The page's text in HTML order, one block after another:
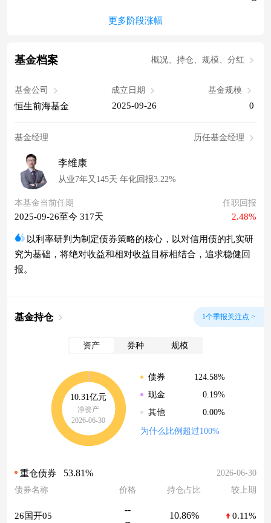
更多阶段涨幅
基金档案 概况、持仓、规模、分红
基金公司
恒生前海基金
成立日期
2025-09-26
基金规模
0
基金经理 历任基金经理
李维康
从业7年又145天 年化回报3.22%
本基金当前任期
2025-09-26至今 317天
任职回报
2.48%
以利率研判为制定债券策略的核心，以对信用债的扎实研
究为基础，将绝对收益和相对收益目标相结合，追求稳健回
报。
基金持仓 1个季报关注点 >
资产 券种 规模
10.31亿元
净资产
2026-06-30
债券
124.58%
现金
0.19%
其他
0.00%
为什么比例超过100%
重仓债券 53.81%
2026-06-30
债券名称
价格 持仓占比 较上期
26国开05
--
10.86% 0.11%